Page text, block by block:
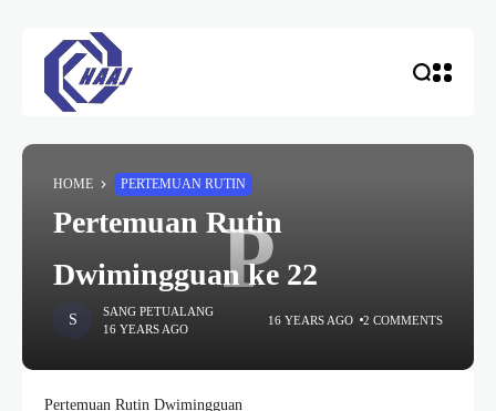
P
HOME PERTEMUAN RUTIN
Pertemuan Rutin
Dwimingguan ke 22
SANG PETUALANG
16 YEARS AGO
16 YEARS AGO 2 COMMENTS
Pertemuan Rutin Dwimingguan